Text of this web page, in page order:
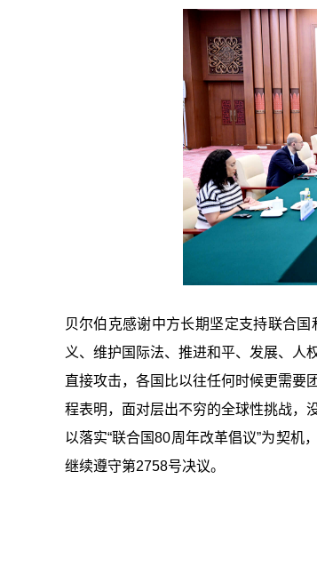
贝尔伯克感谢中方长期坚定支持联合
义、维护国际法、推进和平、发展、人
直接攻击，各国比以往任何时候更需要
程表明，面对层出不穷的全球性挑战，
以落实“联合国80周年改革倡议”为契
继续遵守第2758号决议。